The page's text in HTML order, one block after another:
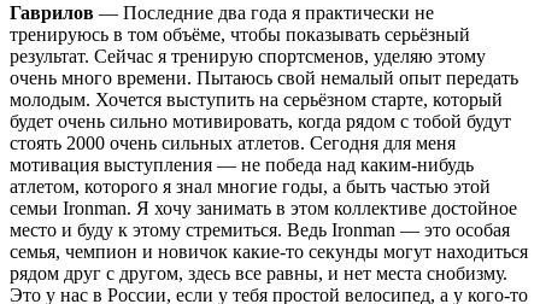
Гаврилов — Последние два года я практически не
тренируюсь в том объёме, чтобы показывать серьёзный
результат. Сейчас я тренирую спортсменов, уделяю этому
очень много времени. Пытаюсь свой немалый опыт передать
молодым. Хочется выступить на серьёзном старте, который
будет очень сильно мотивировать, когда рядом с тобой будут
стоять 2000 очень сильных атлетов. Сегодня для меня
мотивация выступления — не победа над каким-нибудь
атлетом, которого я знал многие годы, а быть частью этой
семьи Ironman. Я хочу занимать в этом коллективе достойное
место и буду к этому стремиться. Ведь Ironman — это особая
семья, чемпион и новичок какие-то секунды могут находиться
рядом друг с другом, здесь все равны, и нет места снобизму.
Это у нас в России, если у тебя простой велосипед, а у кого-то